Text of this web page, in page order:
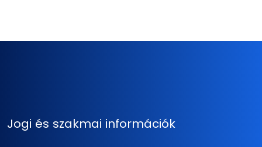
Jogi és szakmai információk